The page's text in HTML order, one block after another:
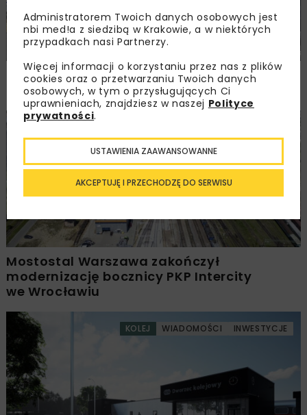
PLK przeznaczą kolejne 430 mln zł
na bezkolizyjne skrzyżowania z torami
Mostostal Warszawa zakończył
modernizację bocznicy PKP Intercity
we Wrocławiu
KOLEJ WIADOMOŚCI INWESTYCJE
Administratorem Twoich danych osobowych jest
nbi med!a z siedzibą w Krakowie, a w niektórych
przypadkach nasi Partnerzy.
Więcej informacji o korzystaniu przez nas z plików
cookies oraz o przetwarzaniu Twoich danych
osobowych, w tym o przysługujących Ci
uprawnieniach, znajdziesz w naszej Polityce
prywatności.
AKCEPTUJĘ I PRZECHODZĘ DO SERWISU
USTAWIENIA ZAAWANSOWANNE